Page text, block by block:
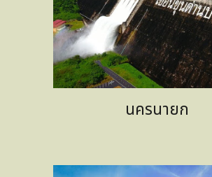
นครนายก